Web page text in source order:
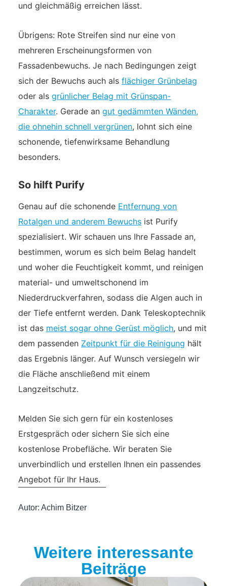
und gleichmäßig erreichen lässt.
Übrigens: Rote Streifen sind nur eine von
mehreren Erscheinungsformen von
Fassadenbewuchs. Je nach Bedingungen zeigt
sich der Bewuchs auch als flächiger Grünbelag
oder als grünlicher Belag mit Grünspan-
Charakter. Gerade an gut gedämmten Wänden,
die ohnehin schnell vergrünen, lohnt sich eine
schonende, tiefenwirksame Behandlung
besonders.
So hilft Purify
Genau auf die schonende Entfernung von
Rotalgen und anderem Bewuchs ist Purify
spezialisiert. Wir schauen uns Ihre Fassade an,
bestimmen, worum es sich beim Belag handelt
und woher die Feuchtigkeit kommt, und reinigen
material- und umweltschonend im
Niederdruckverfahren, sodass die Algen auch in
der Tiefe entfernt werden. Dank Teleskoptechnik
ist das meist sogar ohne Gerüst möglich, und mit
dem passenden Zeitpunkt für die Reinigung hält
das Ergebnis länger. Auf Wunsch versiegeln wir
die Fläche anschließend mit einem
Langzeitschutz.
Melden Sie sich gern für ein kostenloses
Erstgespräch oder sichern Sie sich eine
kostenlose Probefläche. Wir beraten Sie
unverbindlich und erstellen Ihnen ein passendes
Angebot für Ihr Haus.
Autor: Achim Bitzer
Weitere interessante
Beiträge